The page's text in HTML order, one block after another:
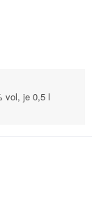
vol, je 0,5 l